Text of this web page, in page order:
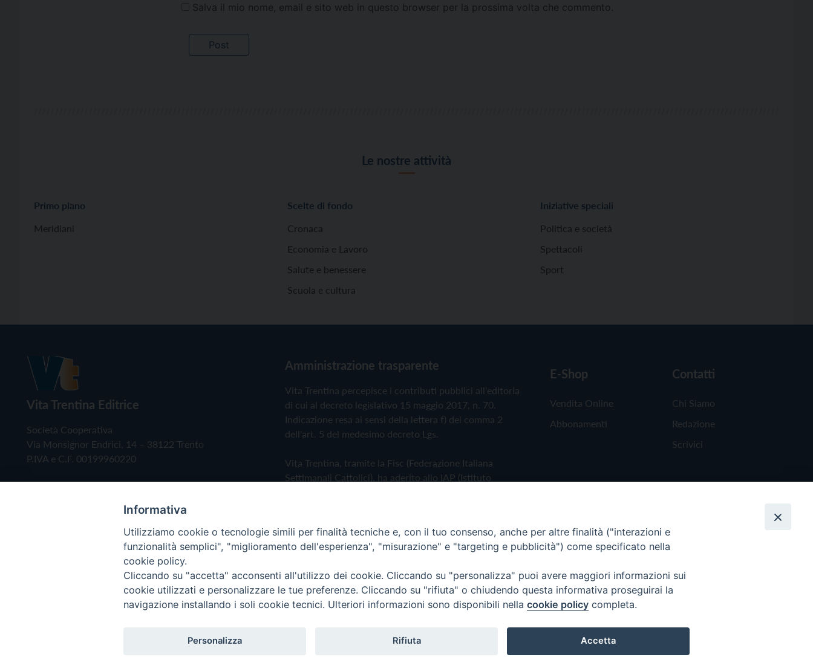
Salva il mio nome, email e sito web in questo browser per la prossima volta che commento.
Le nostre attività
Primo piano
Meridiani
Scelte di fondo
Cronaca
Economia e Lavoro
Salute e benessere
Scuola e cultura
Iniziative speciali
Politica e società
Spettacoli
Sport
Vita Trentina Editrice
Società Cooperativa
Via Monsignor Endrici, 14 – 38122 Trento
P.IVA e C.F. 00199960220
Amministrazione trasparente
Vita Trentina percepisce i contributi pubblici all'editoria
di cui al decreto legislativo 15 maggio 2017, n. 70.
Indicazione resa ai sensi della lettera f) del comma 2
dell'art. 5 del medesimo decreto Lgs.
Vita Trentina, tramite la Fisc (Federazione Italiana
Settimanali Cattolici), ha aderito allo IAP (Istituto
Privacy Policy Cookie Policy
E-Shop
Vendita Online
Abbonamenti
Contatti
Chi Siamo
Redazione
Scrivici
Copyright © 2019 - Tutti i diritti riservati - Vita Trentina Editrice
Informativa
Utilizziamo cookie o tecnologie simili per finalità tecniche e, con il tuo consenso, anche per altre finalità ("interazioni e
funzionalità semplici", "miglioramento dell'esperienza", "misurazione" e "targeting e pubblicità") come specificato nella
cookie policy.
Cliccando su "accetta" acconsenti all'utilizzo dei cookie. Cliccando su "personalizza" puoi avere maggiori informazioni sui
cookie utilizzati e personalizzare le tue preferenze. Cliccando su "rifiuta" o chiudendo questa informativa proseguirai la
navigazione installando i soli cookie tecnici. Ulteriori informazioni sono disponibili nella cookie policy completa.
Personalizza Rifiuta Accetta